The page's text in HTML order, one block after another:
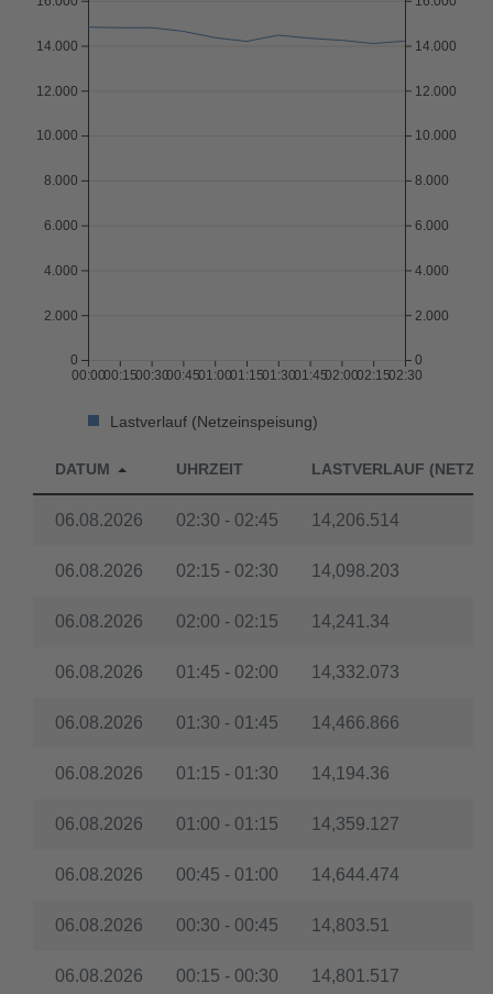
1 2
171819
2425
Herunterladen
Lastverlauf (Netzeinspeisung)
00:0000:1500:3000:4501:0001:1501:3001:4502:0002:1502:30
0
2.000
4.000
6.000
8.000
10.000
12.000
14.000
0
2.000
4.000
6.000
8.000
10.000
12.000
14.000
DATUM UHRZEIT LASTVERLAUF
06.08.2026 02:30 - 02:45 14,206.514
06.08.2026 02:15 - 02:30 14,098.203
06.08.2026 02:00 - 02:15 14,241.34
06.08.2026 01:45 - 02:00 14,332.073
06.08.2026 01:30 - 01:45 14,466.866
06.08.2026 01:15 - 01:30 14,194.36
06.08.2026 01:00 - 01:15 14,359.127
06.08.2026 00:45 - 01:00 14,644.474
06.08.2026 00:30 - 00:45 14,803.51
06.08.2026 00:15 - 00:30 14,801.517